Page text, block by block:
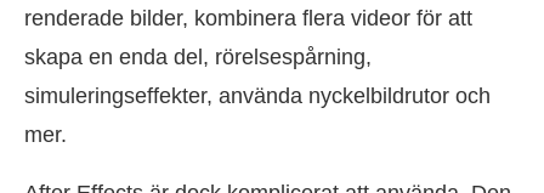
renderade bilder, kombinera flera videor för att
skapa en enda del, rörelsespårning,
simuleringseffekter, använda nyckelbildrutor och
mer.